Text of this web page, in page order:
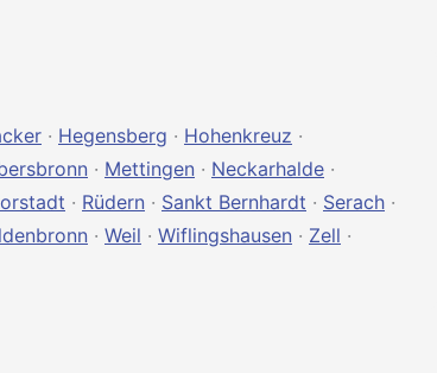
· Hegensberg · Hohenkreuz ·
· Mettingen · Neckarhalde ·
· Rüdern · Sankt Bernhardt · Serach ·
· Weil · Wiflingshausen · Zell ·